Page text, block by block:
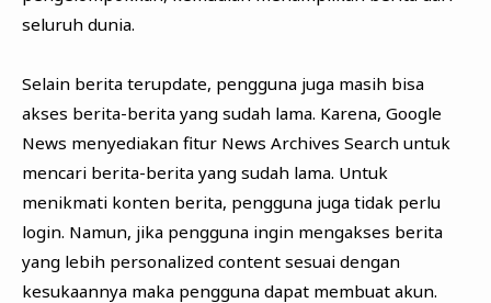
seluruh dunia.
Selain berita terupdate, pengguna juga masih bisa
akses berita-berita yang sudah lama. Karena, Google
News menyediakan fitur News Archives Search untuk
mencari berita-berita yang sudah lama. Untuk
menikmati konten berita, pengguna juga tidak perlu
login. Namun, jika pengguna ingin mengakses berita
yang lebih personalized content sesuai dengan
kesukaannya maka pengguna dapat membuat akun.